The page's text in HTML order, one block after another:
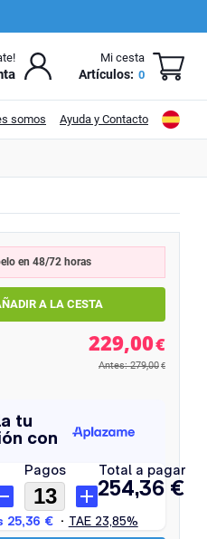
Mi cesta
Artículos: 0
somos Ayuda y Contacto
en 48/72 horas
229,00€
Antes: 279,00 €